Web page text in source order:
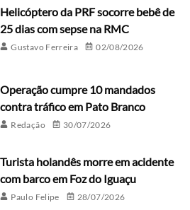
Helicóptero da PRF socorre bebê de
25 dias com sepse na RMC
Gustavo Ferreira 02/08/2026
Operação cumpre 10 mandados
contra tráfico em Pato Branco
Redação 30/07/2026
Turista holandês morre em acidente
com barco em Foz do Iguaçu
Paulo Felipe 28/07/2026